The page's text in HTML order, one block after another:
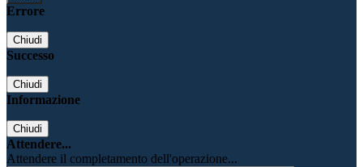
Errore
Chiudi
Successo
Chiudi
Informazione
Chiudi
Attendere...
Attendere il completamento dell'operazione...